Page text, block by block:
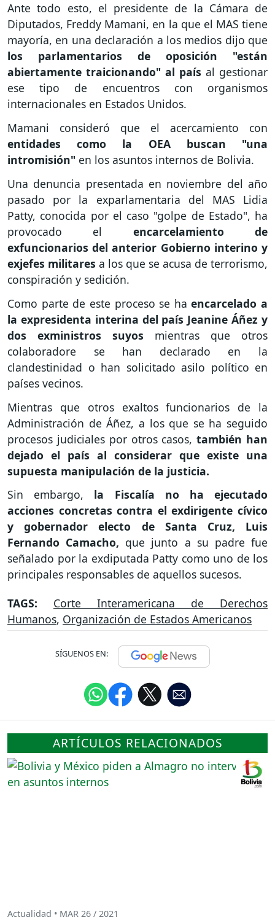
Ante todo esto, el presidente de la Cámara de
Diputados, Freddy Mamani, en la que el MAS tiene
mayoría, en una declaración a los medios dijo que
los parlamentarios de oposición "están
abiertamente traicionando" al país al gestionar
ese tipo de encuentros con organismos
internacionales en Estados Unidos.
Mamani consideró que el acercamiento con
entidades como la OEA buscan "una
intromisión" en los asuntos internos de Bolivia.
Una denuncia presentada en noviembre del año
pasado por la exparlamentaria del MAS Lidia
Patty, conocida por el caso "golpe de Estado", ha
provocado el encarcelamiento de
exfuncionarios del anterior Gobierno interino y
exjefes militares a los que se acusa de terrorismo,
conspiración y sedición.
Como parte de este proceso se haencarcelado a
la expresidenta interina del país Jeanine Áñez y
dos exministros suyos mientras que otros
colaboradore se han declarado en la
clandestinidad o han solicitado asilo político en
países vecinos.
Mientras que otros exaltos funcionarios de la
Administración de Áñez, a los que se ha seguido
procesos judiciales por otros casos, también han
dejado el país al considerar que existe una
supuesta manipulación de la justicia.
Sin embargo, la Fiscalía no ha ejecutado
acciones concretas contra el exdirigente cívico
y gobernador electo de Santa Cruz, Luis
Fernando Camacho, que junto a su padre fue
señalado por la exdiputada Patty como uno de los
principales responsables de aquellos sucesos.
TAGS: Corte Interamericana de Derechos
Humanos, Organización de Estados Americanos
SÍGUENOS EN:
ARTÍCULOS RELACIONADOS
Actualidad • MAR 26 / 2021